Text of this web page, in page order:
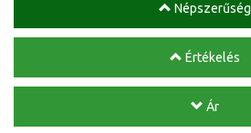
Népszerűség
Értékelés
Ár